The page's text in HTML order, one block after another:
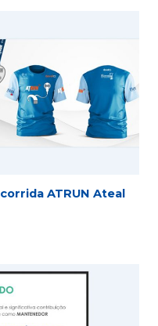
ATRUN Ateal